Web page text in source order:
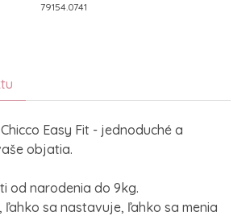
79154.0741
Easy Fit - jednoduché a
objatia.
od narodenia do 9kg.
ľahko sa nastavuje, ľahko sa menia